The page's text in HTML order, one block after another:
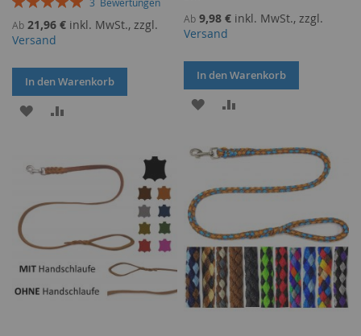
Ab 21,96 € inkl. MwSt., zzgl.
Versand
In den Warenkorb
ZUR
HINZUFÜGEN
HINZUFÜGEN
Ab 9,98 € inkl. MwSt., zzgl.
Versand
In den Warenkorb
ZUR
HINZUFÜGEN
HINZUFÜGEN